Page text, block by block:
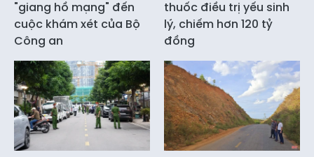
"giang hồ mạng" đến
cuộc khám xét của Bộ
Công an
thuốc điều trị yếu sinh
lý, chiếm hơn 120 tỷ
đồng